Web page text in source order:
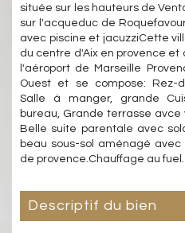
située sur les hauteurs de
sur l'acqueduc de
avec piscine et jacuzziCette
du centre d'Aix en provence et
l'aéroport de Marseille
Ouest et se compose: Rez-
Salle à manger, grande
bureau, Grande terrasse avce
Belle suite parentale avec
beau sous-sol aménagé
de provence.Chauffage au fuel.
descriptif du bien